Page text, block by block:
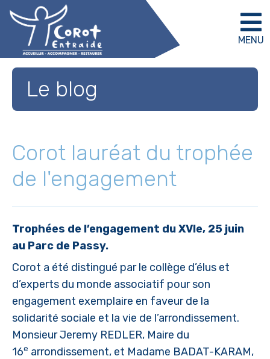
MENU
Le blog
Corot lauréat du trophée
de l'engagement
Trophées de l’engagement du XVIe, 25 juin
au Parc de Passy.
Corot a été distingué par le collège d’élus et
d’experts du monde associatif pour son
engagement exemplaire en faveur de la
solidarité sociale et la vie de l’arrondissement.
Monsieur Jeremy REDLER, Maire du
16e arrondissement, et Madame BADAT-KARAM,